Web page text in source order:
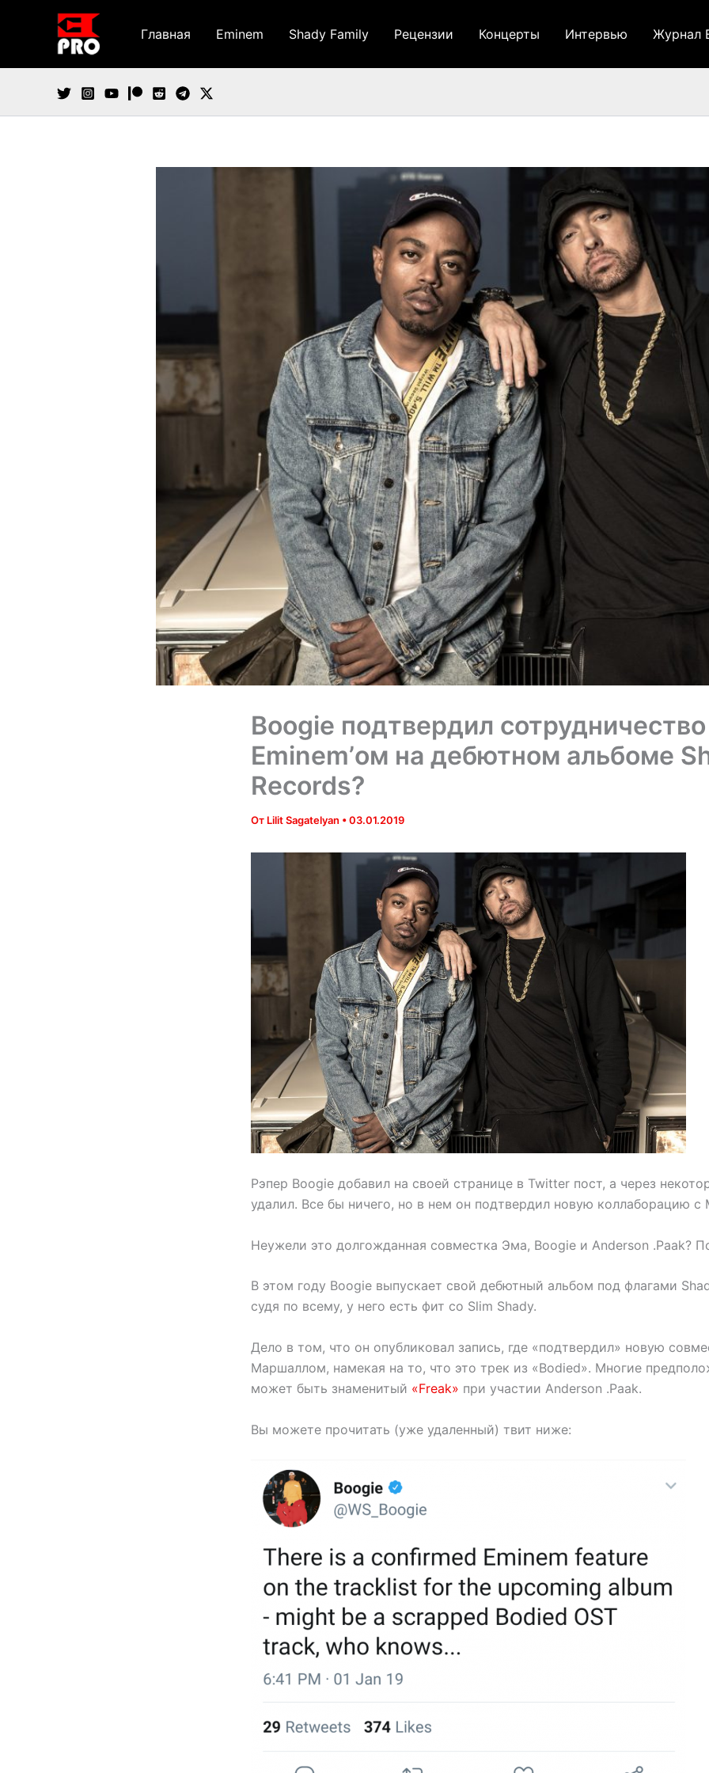
содержимому
Главная Eminem Shady Family Рецензии Концерты Интервью Журнал
Boogie подтвердил
Eminem’ом на дебютном альбоме
Records?
От Lilit Sagatelyan •03.01.2019
Рэпер Boogie добавил на своей странице в Twitter пост, а через
удалил. Все бы ничего, но в нем он подтвердил новую коллаборацию
Неужели это долгожданная совместка Эма, Boogie и Anderson .Paak?
В этом году Boogie выпускает свой дебютный альбом под флагами
судя по всему, у него есть фит со Slim Shady.
Дело в том, что он опубликовал запись, где «подтвердил» новую
Маршаллом, намекая на то, что это трек из «Bodied». Многие
может быть знаменитый «Freak» при участии Anderson .Paak.
Вы можете прочитать (уже удаленный) твит ниже: